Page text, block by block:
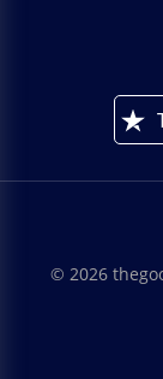
© 2026